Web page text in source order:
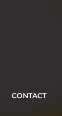
CONTACT